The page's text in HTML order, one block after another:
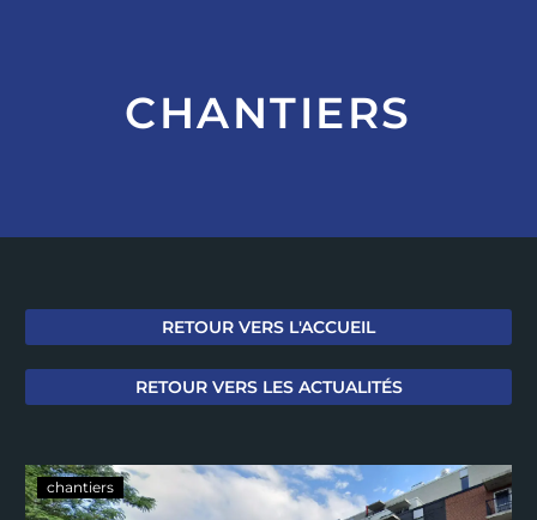
CHANTIERS
RETOUR VERS L'ACCUEIL
RETOUR VERS LES ACTUALITÉS
chantiers